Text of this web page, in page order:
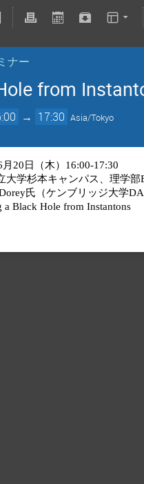
ナー
from
→ 17:30 Asia/Tokyo
月20日（木） 16:00-17:30
大学杉本キャンパス、理学部
氏（ケンブリッジ大学
a Black Hole from Instantons